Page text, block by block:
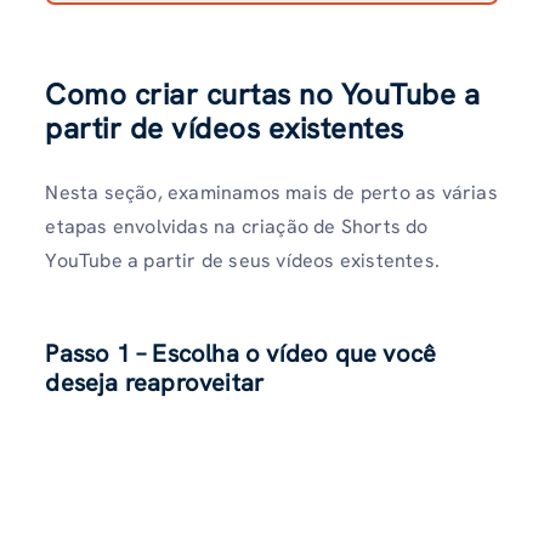
Como criar curtas no YouTube a
partir de vídeos existentes
Nesta seção, examinamos mais de perto as várias
etapas envolvidas na criação de Shorts do
YouTube a partir de seus vídeos existentes.
Passo 1 – Escolha o vídeo que você
deseja reaproveitar